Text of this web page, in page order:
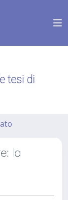
tesi di
la